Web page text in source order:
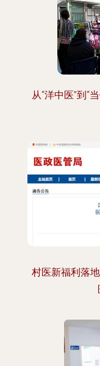
从“洋中医”到“
村医新福利落